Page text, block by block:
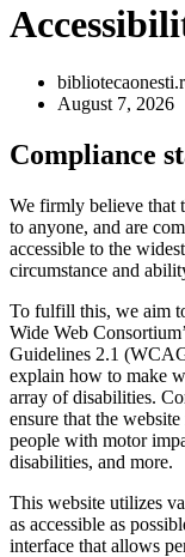
August 7, 2026
Compliance
We firmly believe that
to anyone, and are
accessible to the
circumstance and
To fulfill this, we aim
Wide Web
Guidelines 2.1
explain how to make
array of disabilities.
ensure that the
people with motor
disabilities, and more.
This website utilizes
as accessible as
interface that allows